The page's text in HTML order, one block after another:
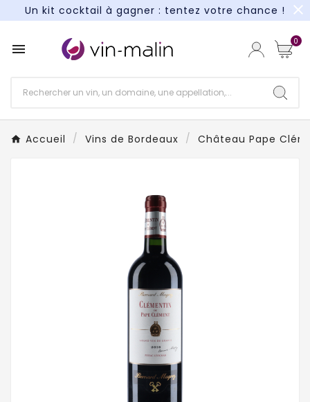
Un kit cocktail à gagner : tentez votre chance !
Un kit cocktail à gagner : tentez votre chance !
close
 0
Accueil Vins de Bordeaux Château Pape